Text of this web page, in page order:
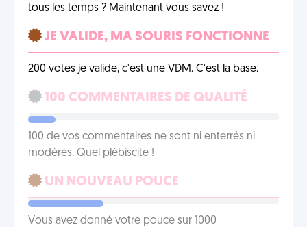
tous les temps ? Maintenant vous savez !
JE VALIDE, MA SOURIS FONCTIONNE
200 votes je valide, c'est une VDM. C'est la base.
100 COMMENTAIRES DE QUALITÉ
100 de vos commentaires ne sont ni enterrés ni
modérés. Quel plébiscite !
UN NOUVEAU POUCE
Vous avez donné votre pouce sur 1000